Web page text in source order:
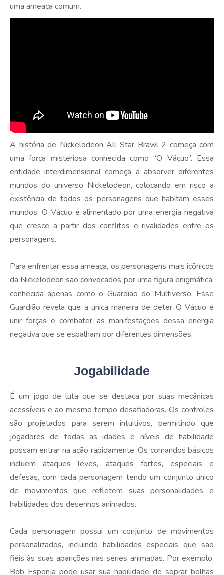
uma ameaça comum.
A história de Nickelodeon All-Star Brawl 2 começa com
uma força misteriosa conhecida como “O Vácuo”. Essa
entidade interdimensional começa a absorver diferentes
mundos do universo Nickelodeon, colocando em risco a
existência de todos os personagens que habitam esses
mundos. O Vácuo é alimentado por uma energia negativa
que cresce a partir dos conflitos e rivalidades entre os
personagens.
Para enfrentar essa ameaça, os personagens mais icônicos
da Nickelodeon são convocados por uma figura enigmática,
conhecida apenas como o Guardião do Multiverso. Esse
Guardião revela que a única maneira de deter O Vácuo é
unir forças e combater as manifestações dessa energia
negativa que se espalham por diferentes dimensões.
Jogabilidade
É um jogo de luta que se destaca por suas mecânicas
acessíveis e ao mesmo tempo desafiadoras. Os controles
são projetados para serem intuitivos, permitindo que
jogadores de todas as idades e níveis de habilidade
possam entrar na ação rapidamente. Os comandos básicos
incluem ataques leves, ataques fortes, especiais e
defesas, com cada personagem tendo um conjunto único
de movimentos que refletem suas personalidades e
habilidades dos desenhos animados.
Cada personagem possui um conjunto de movimentos
personalizados, incluindo habilidades especiais que são
fiéis às suas aparições nas séries animadas. Por exemplo,
Bob Esponja pode usar sua habilidade de soprar bolhas